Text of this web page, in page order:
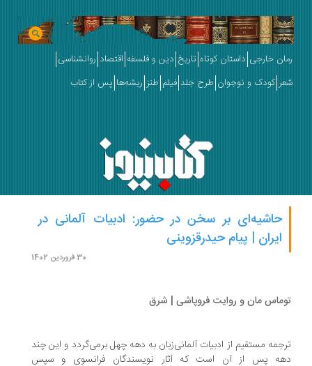
خارجی داستان کوتاه تاریخ دین و فلسفه اقتصاد روانشناسی
کودک و نوجوان طرح جلد فیلم طنز ریشه‌ها پس از کتاب
حاشیه‌ای بر سخن در حضور: ادبیات آلمانی در
ایران | پیام حیدرقزوینی
مان و روایت فروپاشی | شرق
مستقیم از ادبیات آلمانی‌زبان به دهه چهل برمی‌گردد و این چند
پس از آن است که آثار نویسندگان فرانسوی و سپس